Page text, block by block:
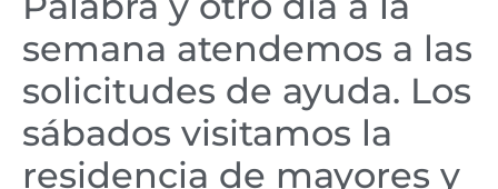
semana atendemos a las
solicitudes de ayuda. Los
sábados visitamos la
residencia de mayores y